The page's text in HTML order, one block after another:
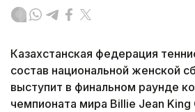
Казахстанская федерация
состав национальной женской
выступит в финальном раунде
чемпионата мира Billie Jean